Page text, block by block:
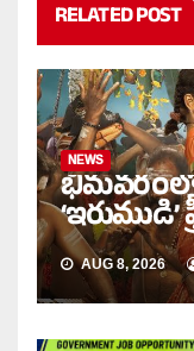
RELATED POST
NEWS
‘ఇరుముడి’
AUG 8, 2026